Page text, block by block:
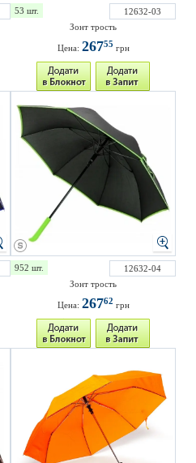
53 шт.
12632-03
Зонт трость
Цена: 26755 грн
952 шт.
12632-04
Зонт трость
Цена: 26762 грн